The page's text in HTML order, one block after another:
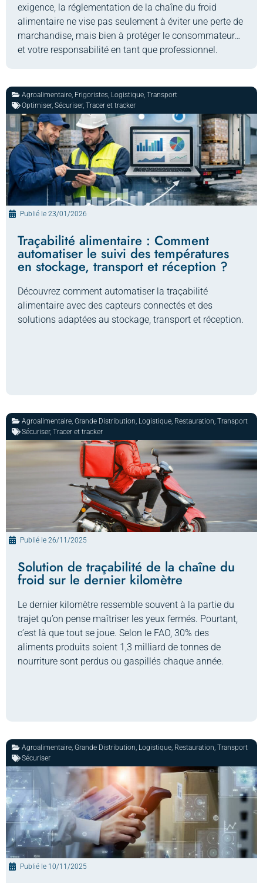
exigence, la réglementation de la chaîne du froid
alimentaire ne vise pas seulement à éviter une perte de
marchandise, mais bien à protéger le consommateur…
et votre responsabilité en tant que professionnel.
Agroalimentaire, Frigoristes, Logistique, Transport
Optimiser, Sécuriser, Tracer et tracker
Publié le 23/01/2026
Traçabilité alimentaire : Comment
automatiser le suivi des températures
en stockage, transport et réception ?
Découvrez comment automatiser la traçabilité
alimentaire avec des capteurs connectés et des
solutions adaptées au stockage, transport et réception.
Agroalimentaire, Grande Distribution, Logistique, Restauration, Transport
Sécuriser, Tracer et tracker
Publié le 26/11/2025
Solution de traçabilité de la chaîne du
froid sur le dernier kilomètre
Le dernier kilomètre ressemble souvent à la partie du
trajet qu’on pense maîtriser les yeux fermés. Pourtant,
c’est là que tout se joue. Selon le FAO, 30% des
aliments produits soient 1,3 milliard de tonnes de
nourriture sont perdus ou gaspillés chaque année.
Agroalimentaire, Grande Distribution, Logistique, Restauration, Transport
Sécuriser
Publié le 10/11/2025